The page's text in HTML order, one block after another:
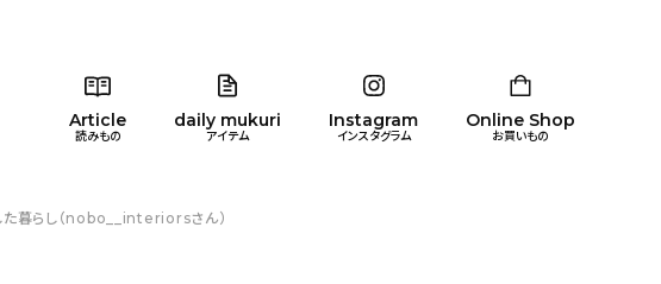
Article
読みもの
daily mukuri
アイテム
Instagram
インスタグラム
Online Shop
お買いもの
コラム インテリア
た暮らし（nobo__interiorsさん）